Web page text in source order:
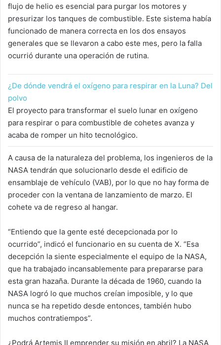
flujo de helio es esencial para purgar los motores y
presurizar los tanques de combustible. Este sistema había
funcionado de manera correcta en los dos ensayos
generales que se llevaron a cabo este mes, pero la falla
ocurrió durante una operación de rutina.
¿De dónde vendrá el oxígeno para respirar en la Luna? Del
polvo
El proyecto para transformar el suelo lunar en oxígeno
para respirar o para combustible de cohetes avanza y
acaba de romper un hito tecnológico.
A causa de la naturaleza del problema, los ingenieros de la
NASA tendrán que solucionarlo desde el edificio de
ensamblaje de vehículo (VAB), por lo que no hay forma de
proceder con la ventana de lanzamiento de marzo. El
cohete va de regreso al hangar.
“Entiendo que la gente esté decepcionada por lo
ocurrido”, indicó el funcionario en su cuenta de X. “Esa
decepción la siente especialmente el equipo de la NASA,
que ha trabajado incansablemente para prepararse para
esta gran hazaña. Durante la década de 1960, cuando la
NASA logró lo que muchos creían imposible, y lo que
nunca se ha repetido desde entonces, también hubo
muchos contratiempos”.
¿Podrá Artemis II emprender su misión en abril? La NASA